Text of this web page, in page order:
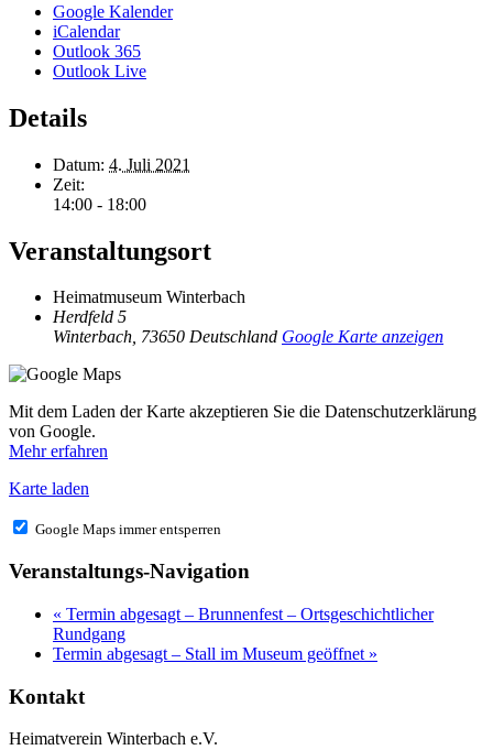
Google Kalender
iCalendar
Outlook 365
Outlook Live
Details
Datum: 4. Juli 2021
Zeit:
14:00 - 18:00
Veranstaltungsort
Heimatmuseum Winterbach
Herdfeld 5
Winterbach, 73650 Deutschland Google Karte anzeigen
Mit dem Laden der Karte akzeptieren Sie die Datenschutzerklärung
von Google.
Mehr erfahren
Karte laden
Google Maps immer entsperren
Veranstaltungs-Navigation
« Termin abgesagt – Brunnenfest – Ortsgeschichtlicher
Rundgang
Termin abgesagt – Stall im Museum geöffnet »
Kontakt
Heimatverein Winterbach e.V.